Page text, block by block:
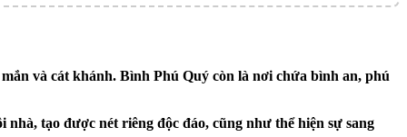
và cát khánh. Bình Phú Quý còn là nơi chứa bình an, phú
tạo được nét riêng độc đáo, cũng như thể hiện sự sang